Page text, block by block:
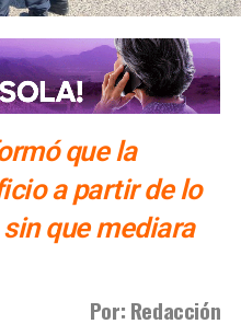
que la
a partir de lo
que mediara
Por: Redacción